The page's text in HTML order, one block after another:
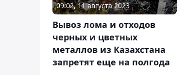
09:02, 11 августа 2023
Вывоз лома и отходов
черных и цветных
металлов из Казахстана
запретят еще на полгода